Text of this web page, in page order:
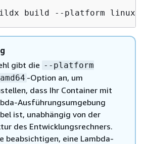
build --platform linux/
gibt die --platform
-Option an, um
dass Ihr Container mit
Ausführungsumgebung
ist, unabhängig von der
des Entwicklungsrechners.
beabsichtigen, eine Lambda-